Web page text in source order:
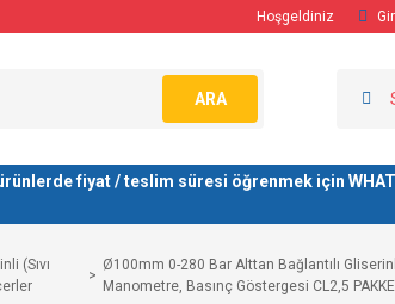
Hoşgeldiniz
ARA
fiyat / teslim süresi öğrenmek için
(Sıvı
Ø100mm 0-280 Bar Alttan Bağlantılı
Manometre, Basınç Göstergesi CL2,5